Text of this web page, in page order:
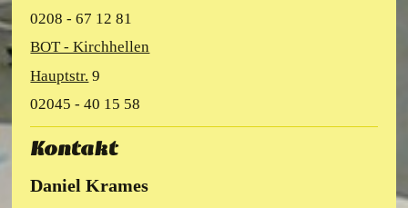
0208 - 67 12 81
BOT - Kirchhellen
Hauptstr. 9
02045 - 40 15 58
Kontakt
Daniel Krames